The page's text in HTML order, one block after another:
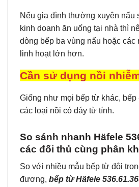
Nếu gia đình thường xuyên
kinh doanh ăn uống tại nhà thì
dòng bếp ba vùng nấu hoặc các
linh hoạt lớn hơn.
Cần sử dụng nồi
Giống như mọi bếp từ khác,
các loại nồi có đáy từ tính.
So sánh nhanh Häfele
các đối thủ cùng phân
So với nhiều mẫu bếp từ đôi
đương, bếp từ Häfele